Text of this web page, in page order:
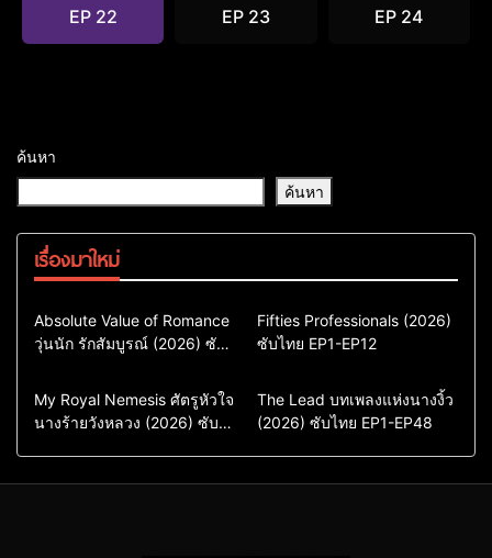
EP 22 EP 23 EP 24
ค้นหา
ค้นหา
เรื่องมาใหม่
Comedy
Drama
ซีรี่ย์เกาหลี
ซีรี่ย์เกาหลีพากย์ไทย
Absolute Value of Romance
วุ่นนัก รักสัมบูรณ์ (2026) ซับ
Action & Adventure
Comedy
Drama
ซีรี่ย์เกาหลีซับไทย
Fifties Professionals (2026)
ซับไทย EP1-EP12
Comedy
Drama
Sci-Fi & Fantasy
My Royal Nemesis ศัตรูหัวใจ
นางร้ายวังหลวง (2026) ซับ
Drama
ซีรี่ย์จีน
ซีรี่ย์จีนซับไทย
The Lead บทเพลงแห่งนางงิ้ว
(2026) ซับไทย EP1-EP48